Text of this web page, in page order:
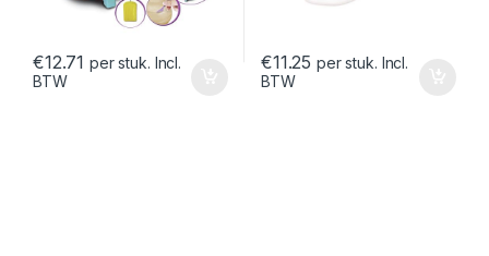
€12.71 per stuk. Incl.
BTW
€11.25 per stuk. Incl.
BTW